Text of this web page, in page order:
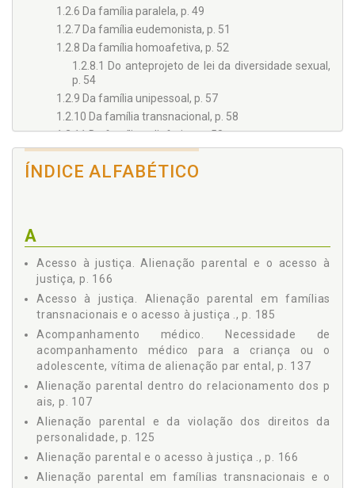
1.2.6 Da família paralela, p. 49
1.2.7 Da família eudemonista, p. 51
1.2.8 Da família homoafetiva, p. 52
1.2.8.1 Do anteprojeto de lei da diversidade sexual,
p. 54
1.2.9 Da família unipessoal, p. 57
1.2.10 Da família transnacional, p. 58
1.2.11 Da família poliafetiva, p. 58
1.3 Do Poder Familiar nas Relações Interparentais ., p. 59
1.3.1 Do conteúdo e do exercício do poder familiar, p.
72
1.4 Dos Princípios de Direito de Família e da Doutrina da
Proteção Integral à Criança e ao Adolescente ., p. 76
1.4.1 Dos princípios de Direito de Família, p. 76
1.4.2 Da doutrina da proteção integral à criança e ao
adolescente, p. 83
2 DO EXERCÍCIO DA ALIENAÇÃO PARENTAL, p. 89
2.1 Da Origem, da Definição e das Características da
Alienação Parental, p. 89
2.1.1 Das origens da alienação parental, p. 90
2.1.2 Das definições de alienação parental: síndrome
ou alienação? ., p. 94
2.1.3 Das características da alienação parental, p. 100
2.2 Dos Atos Considerados como Alienantes, p. 103
ÍNDICE ALFABÉTICO
A
Acesso à justiça. Alienação parental e o acesso à
justiça, p. 166
Acesso à justiça. Alienação parental em famílias
transnacionais e o acesso à justiça ., p. 185
Acompanhamento médico. Necessidade de
acompanhamento médico para a criança ou o
adolescente, vítima de alienação par ental, p. 137
Alienação parental dentro do relacionamento dos p
ais, p. 107
Alienação parental e da violação dos direitos da
personalidade, p. 125
Alienação parental e o acesso à justiça ., p. 166
Alienação parental em famílias transnacionais e o